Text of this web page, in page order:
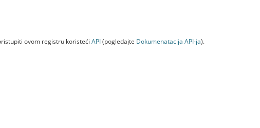
ovom registru koristeći API(pogledajte Dokumenаtаcijа API-jа).